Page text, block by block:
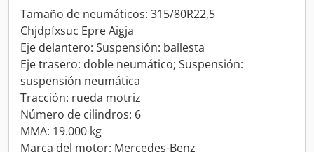
Tamaño de neumáticos: 315/80R22,5
Chjdpfxsuc Epre Aigja
Eje delantero: Suspensión: ballesta
Eje trasero: doble neumático; Suspensión:
suspensión neumática
Tracción: rueda motriz
Número de cilindros: 6
MMA: 19.000 kg
Marca del motor: Mercedes-Benz